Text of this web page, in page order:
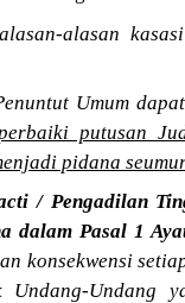
alasan
Umum
putusan
pidana
/ Pengadilan
dalam Pasal 1
konsekwensi
Undang-Undang